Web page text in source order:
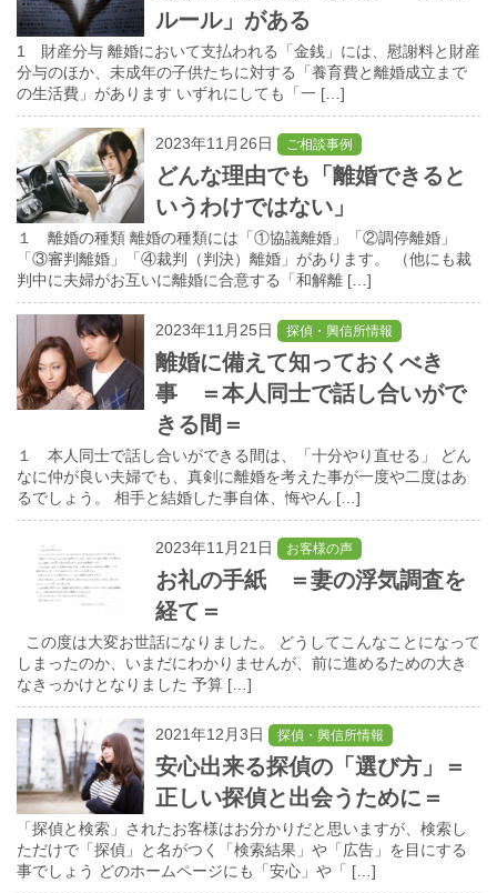
ルール」がある
1 財産分与 離婚において支払われる「金銭」には、慰謝料と財産
分与のほか、未成年の子供たちに対する「養育費と離婚成立まで
の生活費」があります いずれにしても「一 […]
2023年11月26日 ご相談事例
どんな理由でも「離婚できると
いうわけではない」
１ 離婚の種類 離婚の種類には「①協議離婚」「②調停離婚」
「③審判離婚」「④裁判（判決）離婚」があります。 （他にも裁
判中に夫婦がお互いに離婚に合意する「和解離 […]
2023年11月25日 探偵・興信所情報
離婚に備えて知っておくべき
事 ＝本人同士で話し合いがで
きる間＝
１ 本人同士で話し合いができる間は、「十分やり直せる」 どん
なに仲が良い夫婦でも、真剣に離婚を考えた事が一度や二度はあ
るでしょう。 相手と結婚した事自体、悔やん […]
2023年11月21日 お客様の声
お礼の手紙 ＝妻の浮気調査を
経て＝
この度は大変お世話になりました。 どうしてこんなことになって
しまったのか、いまだにわかりませんが、前に進めるための大き
なきっかけとなりました 予算 […]
2021年12月3日 探偵・興信所情報
安心出来る探偵の「選び方」＝
正しい探偵と出会うために＝
「探偵と検索」されたお客様はお分かりだと思いますが、検索し
ただけで「探偵」と名がつく「検索結果」や「広告」を目にする
事でしょう どのホームページにも「安心」や「 […]